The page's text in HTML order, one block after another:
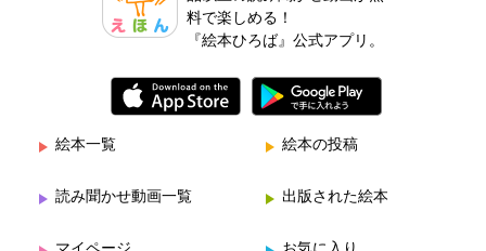
料で楽しめる！
『絵本ひろば』公式アプリ。
絵本一覧 絵本の投稿
読み聞かせ動画一覧 出版された絵本